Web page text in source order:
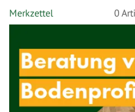
Merkzettel
0